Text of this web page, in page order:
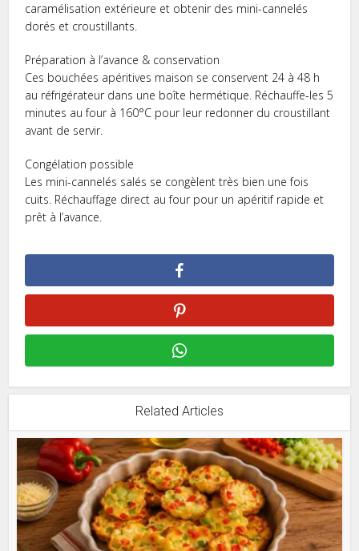
caramélisation extérieure et obtenir des mini-cannelés
dorés et croustillants.
Préparation à l’avance & conservation
Ces bouchées apéritives maison se conservent 24 à 48 h
au réfrigérateur dans une boîte hermétique. Réchauffe-les 5
minutes au four à 160°C pour leur redonner du croustillant
avant de servir.
Congélation possible
Les mini-cannelés salés se congèlent très bien une fois
cuits. Réchauffage direct au four pour un apéritif rapide et
prêt à l’avance.
Related Articles